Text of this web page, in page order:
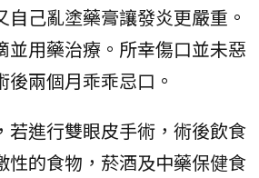
自己亂塗藥膏讓發炎更嚴重。
並用藥治療。所幸傷口並未惡
兩個月乖乖忌口。
若進行雙眼皮手術，術後飲食
性的食物，菸酒及中藥保健食